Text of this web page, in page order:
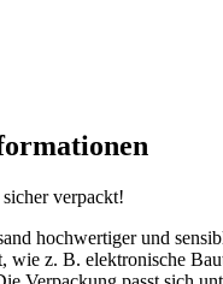
verpackt!
hochwertiger und
wie z. B. elektronische